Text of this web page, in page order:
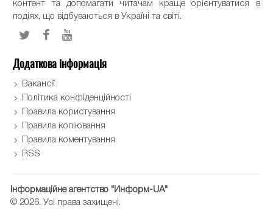
контент та допомагати читачам краще орієнтуватися в
подіях, що відбуваються в Україні та світі.
Додаткова інформація
Вакансії
Політика конфіденційності
Правила користування
Правила копіювання
Правила коментування
RSS
Інформаційне агентство "Информ-UA"
© 2026. Усі права захищені.